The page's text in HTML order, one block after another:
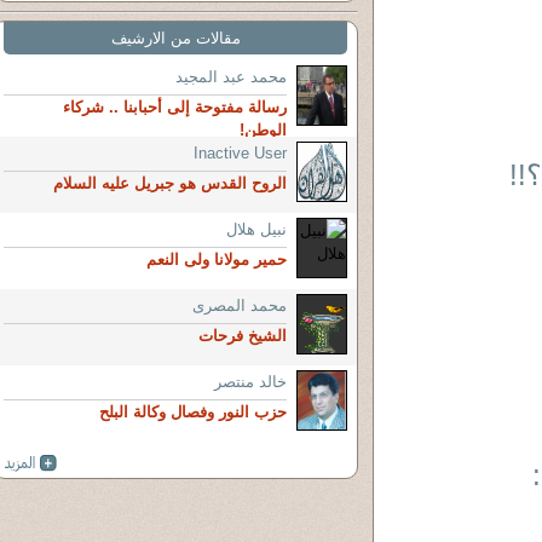
السلام ج2 :
مقالات من الارشيف
محمد عبد المجيد
رسالة مفتوحة إلى أحبابنا .. شركاء
الوطن!
Inactive User
الروح القدس هو جبريل عليه السلام
نبيل هلال
حمير مولانا ولى النعم
محمد المصرى
الشيخ فرحات
خالد منتصر
حزب النور وفصال وكالة البلح